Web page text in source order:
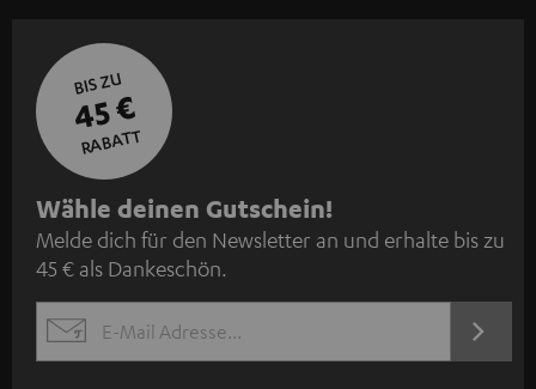
BIS ZU
45 €
RABATT
N
e
w
s
l
Wähle deinen Gutschein!
Melde dich für den Newsletter an und erhalte bis zu
45 € als Dankeschön.
EMAIL
JETZT